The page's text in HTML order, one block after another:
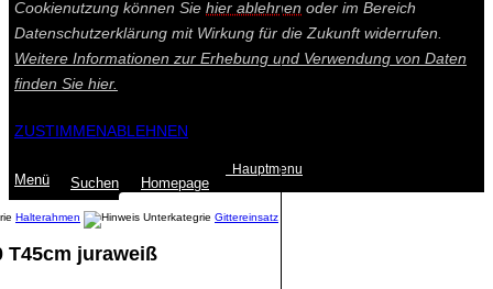
Cookienutzung können Sie hier ablehnen oder im Bereich
Datenschutzerklärung mit Wirkung für die Zukunft widerrufen.
Weitere Informationen zur Erhebung und Verwendung von Daten
finden Sie hier.
ZUSTIMMENABLEHNEN
Menü Suchen Homepage
Hauptmenu
Halterahmen Gittereinsatz
T45cm juraweiß